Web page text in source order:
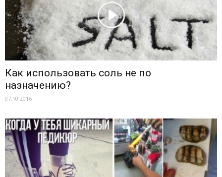
Как использовать соль не по
назначению?
07.10.2016